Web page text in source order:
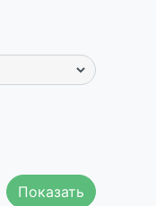
Показать